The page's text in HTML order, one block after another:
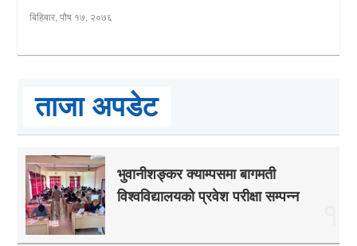
बिहिबार, पौष १७, २०७६
ताजा अपडेट
भुवानीशङ्कर क्याम्पसमा बागमती
विश्वविद्यालयको प्रवेश परीक्षा सम्पन्न